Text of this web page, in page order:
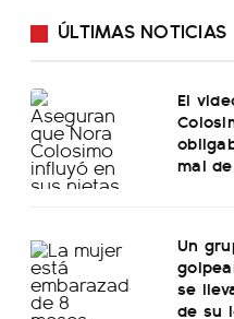
ÚLTIMAS NOTICIAS
El
mal
Un
se
de su